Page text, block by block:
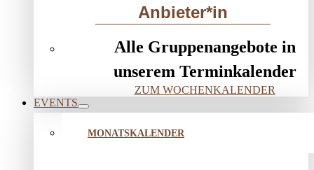
Alle Gruppenangebote in
unserem Terminkalender
ZUM WOCHENKALENDER
EVENTS
MONATSKALENDER
Anbieter*in